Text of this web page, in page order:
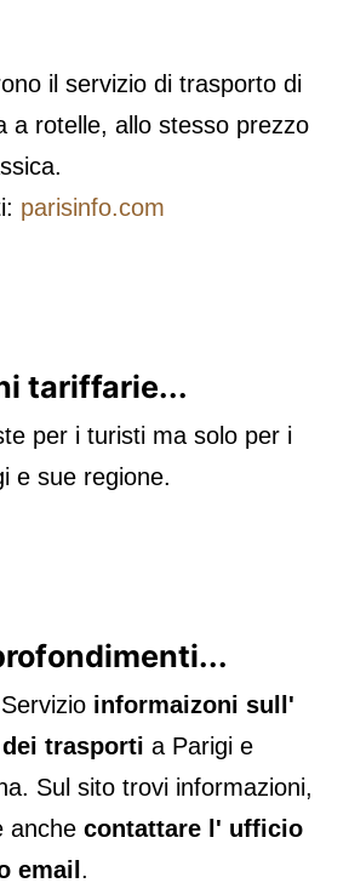
il servizio di trasporto di
a rotelle, allo stesso prezzo
parisinfo.com
tariffarie...
per i turisti ma solo per i
e sue regione.
Servizio informaizoni sull'
trasporti a Parigi e
Sul sito trovi informazioni,
anche contattare l' ufficio
email.